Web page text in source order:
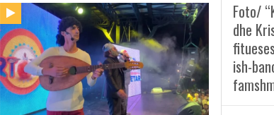
Foto/
dhe
ish-